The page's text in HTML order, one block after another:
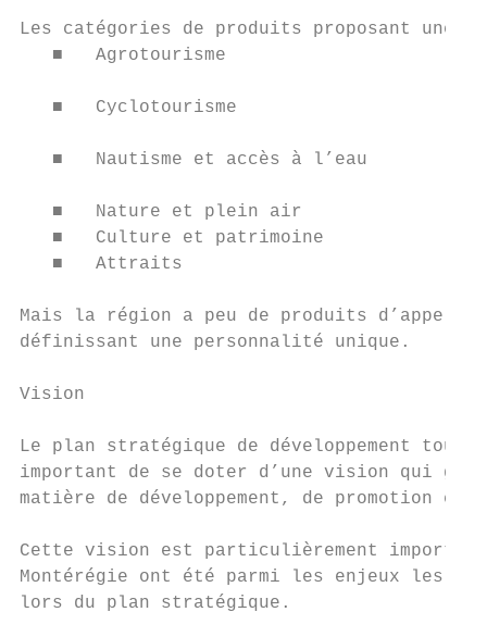
Les catégories de produits proposant
■   Agrotourisme
   ■   Cyclotourisme
   ■   Nautisme et accès à l’eau
■   Nature et plein air
■   Culture et patrimoine
■   Attraits
Mais la région a peu de produits d’appel
définissant une personnalité unique.
Vision
Le plan stratégique de développement
important de se doter d’une vision qui
matière de développement, de promotion
Cette vision est particulièrement
Montérégie ont été parmi les enjeux les
lors du plan stratégique.